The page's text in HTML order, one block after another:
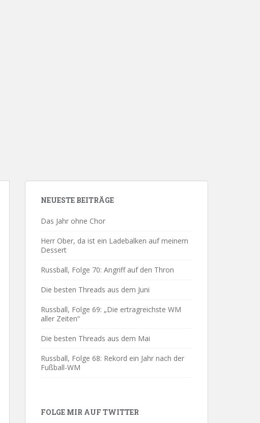
NEUESTE BEITRÄGE
Das Jahr ohne Chor
Herr Ober, da ist ein Ladebalken auf meinem
Dessert
Russball, Folge 70: Angriff auf den Thron
Die besten Threads aus dem Juni
Russball, Folge 69: „Die ertragreichste WM
aller Zeiten“
Die besten Threads aus dem Mai
Russball, Folge 68: Rekord ein Jahr nach der
Fußball-WM
FOLGE MIR AUF TWITTER